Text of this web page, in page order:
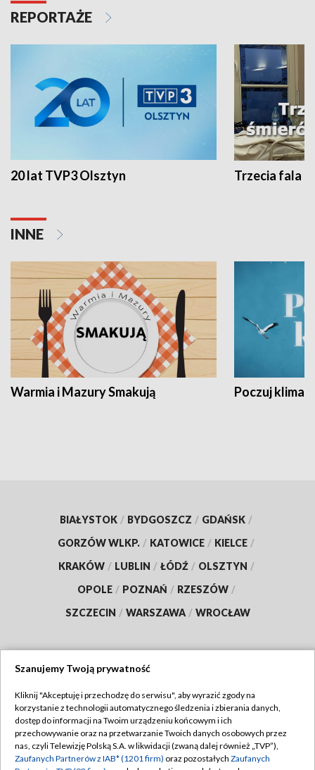
REPORTAŻE
20 lat TVP3 Olsztyn Trzecia fala -
INNE
Warmia i Mazury Smakują Poczuj klimat
BIAŁYSTOK / BYDGOSZCZ / GDAŃSK /
GORZÓW WLKP. / KATOWICE / KIELCE /
KRAKÓW / LUBLIN / ŁÓDŹ / OLSZTYN /
OPOLE / POZNAŃ / RZESZÓW /
SZCZECIN / WARSZAWA / WROCŁAW
TVP
Abonament TVP
Emisja w TVP
Regulamin TVP
Polityka prywatności
Szanujemy Twoją prywatność
Kliknij "Akceptuję i przechodzę do serwisu", aby wyrazić zgody na
korzystanie z technologii automatycznego śledzenia i zbierania danych,
dostęp do informacji na Twoim urządzeniu końcowym i ich
przechowywanie oraz na przetwarzanie Twoich danych osobowych przez
nas, czyli Telewizję Polską S.A. w likwidacji (zwaną dalej również „TVP”),
Zaufanych Partnerów z IAB* (1201 firm) oraz pozostałych Zaufanych